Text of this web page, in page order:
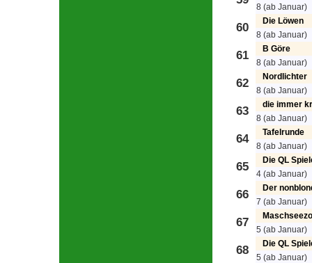
8 (ab Januar)
60
Die Löwen
8 (ab Januar)
61
B Göre
8 (ab Januar)
62
Nordlichter
8 (ab Januar)
63
die immer
8 (ab Januar)
64
Tafelrunde
8 (ab Januar)
65
Die QL
4 (ab Januar)
66
Der
7 (ab Januar)
67
5 (ab Januar)
68
Die QL
5 (ab Januar)